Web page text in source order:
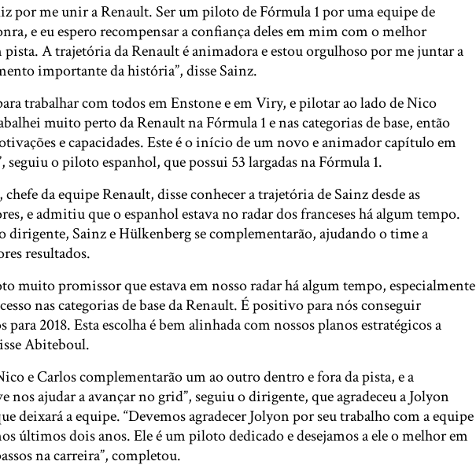
por me unir a Renault. Ser um piloto de Fórmula 1 por uma equipe de
e eu espero recompensar a confiança deles em mim com o melhor
pista. A trajetória da Renault é animadora e estou orgulhoso por me juntar a
importante da história”, disse Sainz.
trabalhar com todos em Enstone e em Viry, e pilotar ao lado de Nico
muito perto da Renault na Fórmula 1 e nas categorias de base, então
e capacidades. Este é o início de um novo e animador capítulo em
seguiu o piloto espanhol, que possui 53 largadas na Fórmula 1.
da equipe Renault, disse conhecer a trajetória de Sainz desde as
e admitiu que o espanhol estava no radar dos franceses há algum tempo.
dirigente, Sainz e Hülkenberg se complementarão, ajudando o time a
resultados.
muito promissor que estava em nosso radar há algum tempo, especialmente
nas categorias de base da Renault. É positivo para nós conseguir
2018. Esta escolha é bem alinhada com nossos planos estratégicos a
Abiteboul.
e Carlos complementarão um ao outro dentro e fora da pista, e a
nos ajudar a avançar no grid”, seguiu o dirigente, que agradeceu a Jolyon
deixará a equipe. “Devemos agradecer Jolyon por seu trabalho com a equipe
últimos dois anos. Ele é um piloto dedicado e desejamos a ele o melhor em
na carreira”, completou.